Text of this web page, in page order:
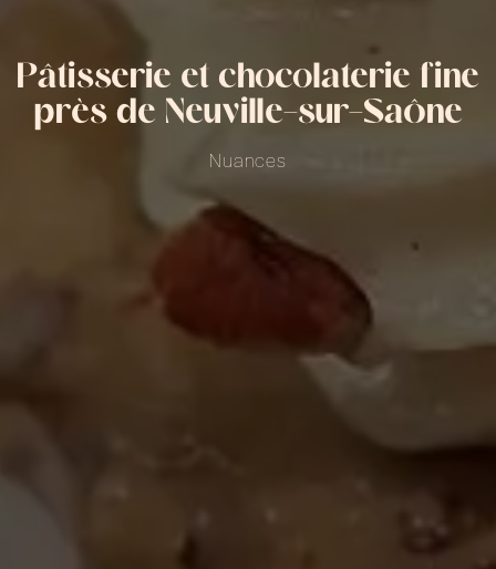
Pâtisserie et chocolaterie fine
près de Neuville-sur-Saône
Nuances